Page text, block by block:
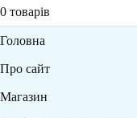
0 товарів
Головна
Про сайт
Магазин